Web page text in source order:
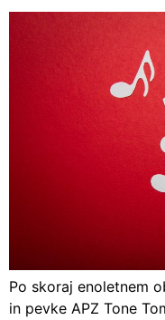
Po skoraj enoletnem
in pevke APZ Tone